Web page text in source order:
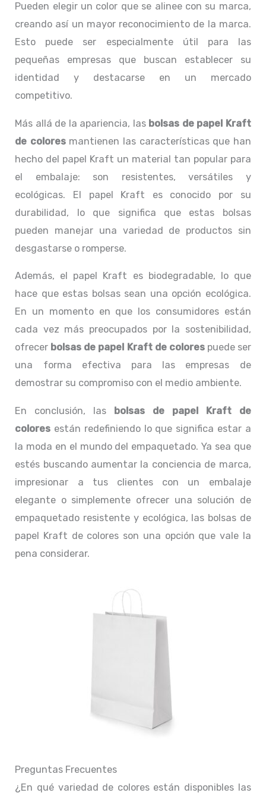
Pueden elegir un color que se alinee con su marca,
creando así un mayor reconocimiento de la marca.
Esto puede ser especialmente útil para las
pequeñas empresas que buscan establecer su
identidad y destacarse en un mercado
competitivo.
Más allá de la apariencia, las bolsas de papel Kraft
de coloresmantienen las características que han
hecho del papel Kraft un material tan popular para
el embalaje: son resistentes, versátiles y
ecológicas. El papel Kraft es conocido por su
durabilidad, lo que significa que estas bolsas
pueden manejar una variedad de productos sin
desgastarse o romperse.
Además, el papel Kraft es biodegradable, lo que
hace que estas bolsas sean una opción ecológica.
En un momento en que los consumidores están
cada vez más preocupados por la sostenibilidad,
ofrecer bolsas de papel Kraft de colorespuede ser
una forma efectiva para las empresas de
demostrar su compromiso con el medio ambiente.
En conclusión, las bolsas de papel Kraft de
colores están redefiniendo lo que significa estar a
la moda en el mundo del empaquetado. Ya sea que
estés buscando aumentar la conciencia de marca,
impresionar a tus clientes con un embalaje
elegante o simplemente ofrecer una solución de
empaquetado resistente y ecológica, las bolsas de
papel Kraft de colores son una opción que vale la
pena considerar.
Preguntas Frecuentes
¿En qué variedad de colores están disponibles las